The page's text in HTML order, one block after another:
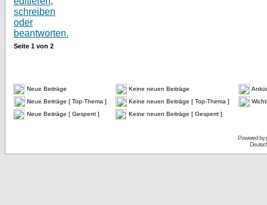
Seite 1 von 2
Neue Beiträge Keine neuen Beiträge
Neue Beiträge [ Top-Thema ]
Keine neuen Beiträge [ Top-Thema ]
Neue Beiträge [ Gesperrt ]
Keine neuen Beiträge [ Gesperrt ]
Powered by